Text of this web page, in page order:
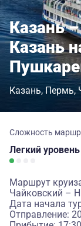
Казань
Казань
Казань Пермь
Сложность
Легкий уровень
Маршрут
Чайковский –
Дата начала
Отправление: